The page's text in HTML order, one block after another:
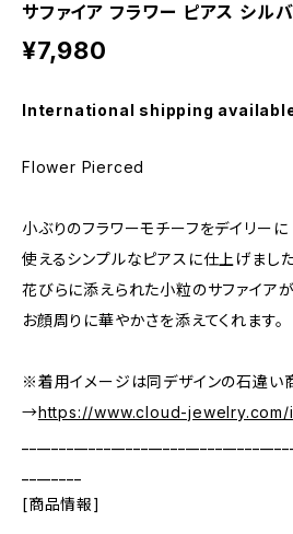
サファイア フラワー ピアス シル
¥7,980
International shipping
Flower Pierced
小ぶりのフラワーモチーフをデイリーに
使えるシンプルなピアスに仕上げました
花びらに添えられた小粒のサファイアが
お顔周りに華やかさを添えてくれます。
※着用イメージは同デザインの石違い
→https://www.cloud-jewelry.com/
[商品情報]